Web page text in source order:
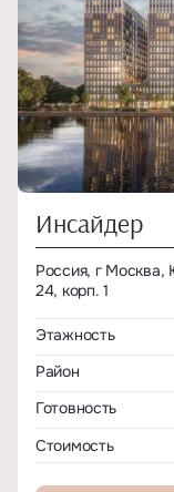
Инсайдер
Россия, г Москва,
24, корп. 1
Этажность
Район
Готовность
Стоимость